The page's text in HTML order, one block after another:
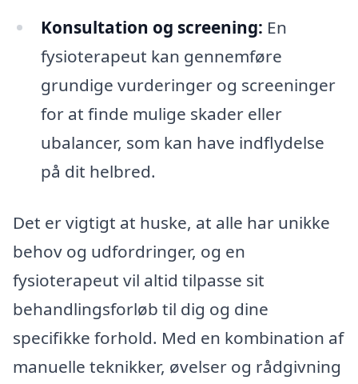
Konsultation og screening: En
fysioterapeut kan gennemføre
grundige vurderinger og screeninger
for at finde mulige skader eller
ubalancer, som kan have indflydelse
på dit helbred.
Det er vigtigt at huske, at alle har unikke
behov og udfordringer, og en
fysioterapeut vil altid tilpasse sit
behandlingsforløb til dig og dine
specifikke forhold. Med en kombination af
manuelle teknikker, øvelser og rådgivning